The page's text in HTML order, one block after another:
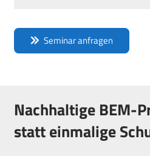
Seminar anfragen
Nachhaltige BEM-
statt einmalige